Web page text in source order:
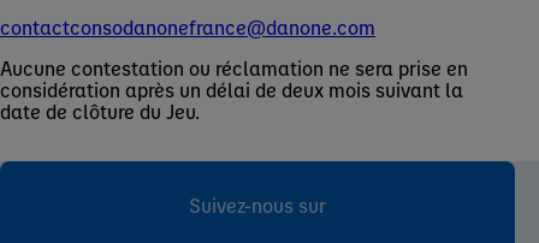
contactconsodanonefrance@danone.com
Aucune contestation ou réclamation ne sera prise en
considération après un délai de deux mois suivant la
date de clôture du Jeu.
Suivez-nous sur